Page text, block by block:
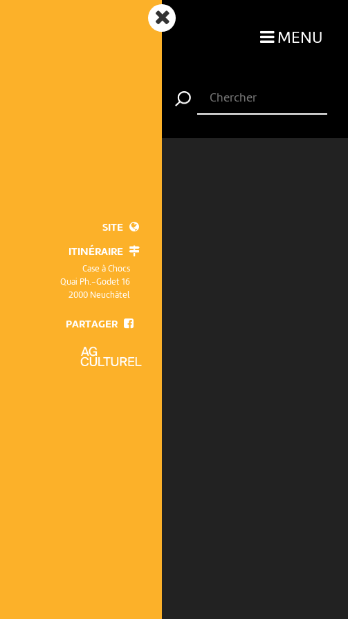
MENU
SITE
ITINÉRAIRE
Case à Chocs
Quai Ph.-Godet 16
2000 Neuchâtel
PARTAGER